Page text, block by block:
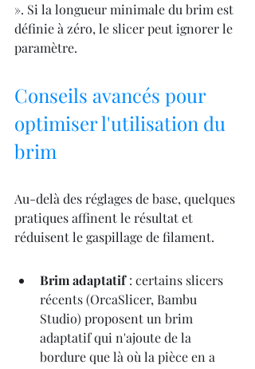
». Si la longueur minimale du brim est
définie à zéro, le slicer peut ignorer le
paramètre.
Conseils avancés pour
optimiser l'utilisation du
brim
Au-delà des réglages de base, quelques
pratiques affinent le résultat et
réduisent le gaspillage de filament.
Brim adaptatif : certains slicers
récents (OrcaSlicer, Bambu
Studio) proposent un brim
adaptatif qui n'ajoute de la
bordure que là où la pièce en a